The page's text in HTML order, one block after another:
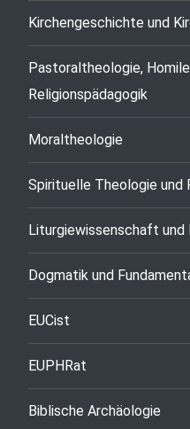
Kirchengeschichte und
Pastoraltheologie,
Religionspädagogik
Moraltheologie
Spirituelle Theologie und
Liturgiewissenschaft und
Dogmatik und
EUCist
EUPHRat
Biblische Archäologie